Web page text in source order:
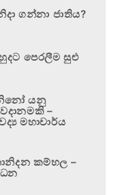
ගන්නා ජාතිය?
පෙරලීම සුළු
යනු
–
මහාචාර්ය
කම්හල –